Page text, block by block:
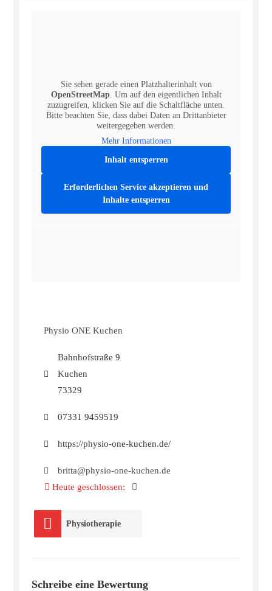
Sie sehen gerade einen Platzhalterinhalt von
OpenStreetMap. Um auf den eigentlichen Inhalt
zuzugreifen, klicken Sie auf die Schaltfläche unten.
Bitte beachten Sie, dass dabei Daten an Drittanbieter
weitergegeben werden.
Mehr Informationen
Inhalt entsperren
Erforderlichen Service akzeptieren und
Inhalte entsperren
Physio ONE Kuchen
Bahnhofstraße 9
Kuchen
73329
07331 9459519
https://physio-one-kuchen.de/
britta@physio-one-kuchen.de
Heute geschlossen:
Physiotherapie
Schreibe eine Bewertung